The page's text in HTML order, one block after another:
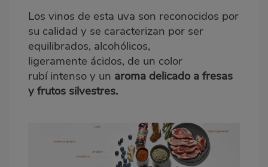
Los vinos de esta uva son reconocidos por
su calidad y se caracterizan por ser
equilibrados, alcohólicos,
ligeramente ácidos, de un color
rubíintenso y un aroma delicado a fresas
y frutos silvestres.